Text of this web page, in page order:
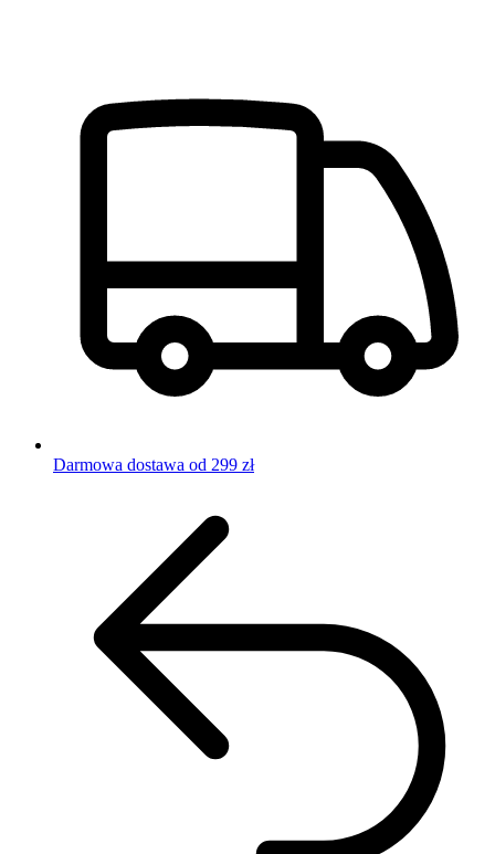
Darmowa dostawa od 299 zł